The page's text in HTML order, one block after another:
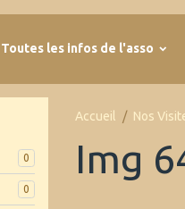
Toutes les infos de l'asso
Accueil Nos
Img
0
0